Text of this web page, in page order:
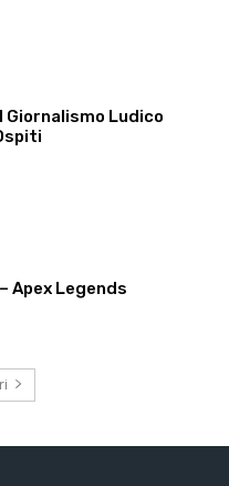
Giornalismo Ludico
Apex Legends